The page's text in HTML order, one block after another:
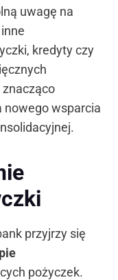
uwagę na
kredyty czy
nowego wsparcia
przyjrzy się
pożyczek.